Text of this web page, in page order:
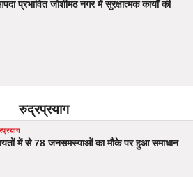
प्रभावित जोशीमठ नगर में सुरक्षात्मक कार्यों की
रुद्रप्रयाग
में से 78 जनसमस्याओं का मौके पर हुआ समाधान